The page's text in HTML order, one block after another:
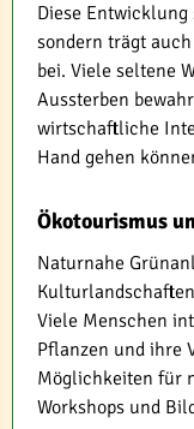
Diese
sondern trägt
bei. Viele seltene
Aussterben
wirtschaftliche
Hand gehen
Ökotourismus
Naturnahe
Viele Menschen
Pflanzen und ihre
Möglichkeiten für
Workshops und